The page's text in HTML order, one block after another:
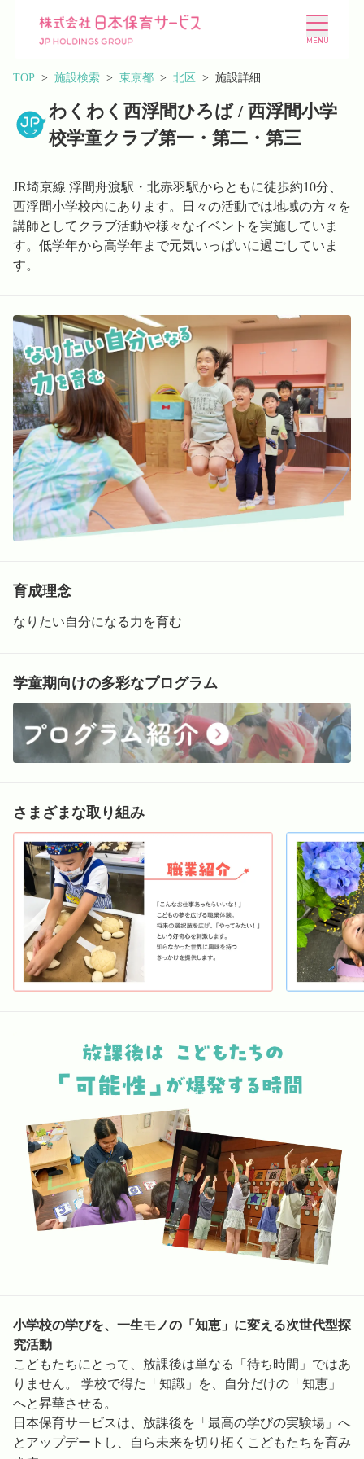
施設を探す 選ばれる理由
会社概要 ニュース
Language
ホーム
利用者の声
プライバシーポリシー
TOP 施設検索 東京都 北区 施設詳細
わくわく西浮間ひろば / 西浮間小学
校学童クラブ第一・第二・第三
JR埼京線 浮間舟渡駅・北赤羽駅からともに徒歩約10分、
西浮間小学校内にあります。日々の活動では地域の方々を
講師としてクラブ活動や様々なイベントを実施していま
す。低学年から高学年まで元気いっぱいに過ごしていま
す。
育成理念
なりたい自分になる力を育む
学童期向けの多彩なプログラム
さまざまな取り組み
小学校の学びを、一生モノの「知恵」に変える次世代型探
究活動
こどもたちにとって、放課後は単なる「待ち時間」ではあ
りません。 学校で得た「知識」を、自分だけの「知恵」
へと昇華させる。
日本保育サービスは、放課後を「最高の学びの実験場」へ
とアップデートし、自ら未来を切り拓くこどもたちを育み